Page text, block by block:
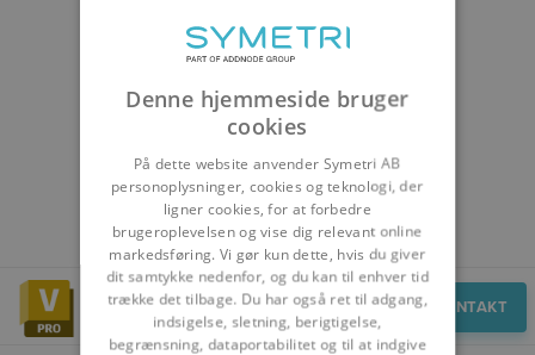
Speak to an expert KONTAKT
Denne hjemmeside bruger
cookies
På dette website anvender Symetri AB
personoplysninger, cookies og teknologi, der
ligner cookies, for at forbedre
brugeroplevelsen og vise dig relevant online
markedsføring. Vi gør kun dette, hvis du giver
dit samtykke nedenfor, og du kan til enhver tid
trække det tilbage. Du har også ret til adgang,
indsigelse, sletning, berigtigelse,
begrænsning, dataportabilitet og til at indgive